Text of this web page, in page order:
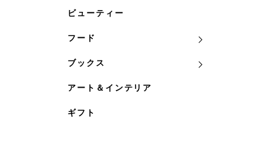
ビューティー
フード
ブックス
アート＆インテリア
ギフト